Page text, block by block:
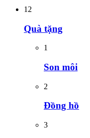
12
Quà tặng
1
Son môi
2
Đồng hồ
3